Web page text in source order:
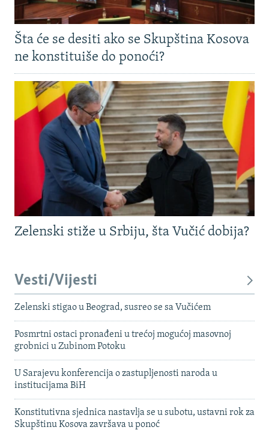
Šta će se desiti ako se Skupština Kosova
ne konstituiše do ponoći?
Zelenski stiže u Srbiju, šta Vučić dobija?
Vesti/Vijesti
Zelenski stigao u Beograd, susreo se sa Vučićem
Posmrtni ostaci pronađeni u trećoj mogućoj masovnoj
grobnici u Zubinom Potoku
U Sarajevu konferencija o zastupljenosti naroda u
institucijama BiH
Konstitutivna sjednica nastavlja se u subotu, ustavni rok za
Skupštinu Kosova završava u ponoć